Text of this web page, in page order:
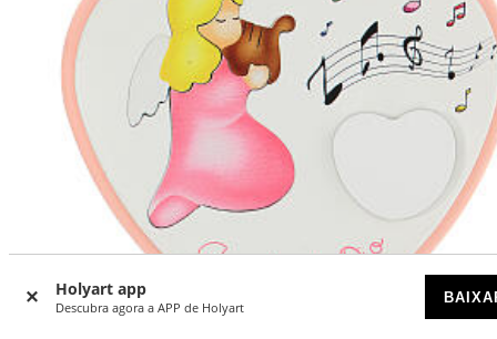
Holyart app
Descubra agora a APP de Holyart